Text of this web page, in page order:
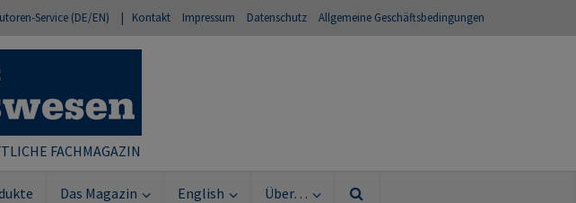
Service (DE/EN) | Kontakt Impressum Datenschutz Allgemeine Geschäftsbedingungen
FACHMAGAZIN
Das Magazin English Über…